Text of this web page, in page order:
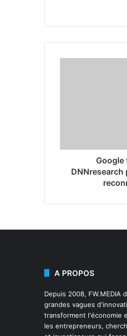
A PROPOS
Depuis 2008, FW.MEDIA
grandes vagues
transforment l'économie
les entrepreneurs,